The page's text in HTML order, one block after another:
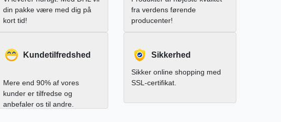
din pakke være med dig på
kort tid!
fra verdens førende
producenter!
Kundetilfredshed
Mere end 90% af vores
kunder er tilfredse og
anbefaler os til andre.
Sikkerhed
Sikker online shopping med
SSL-certifikat.